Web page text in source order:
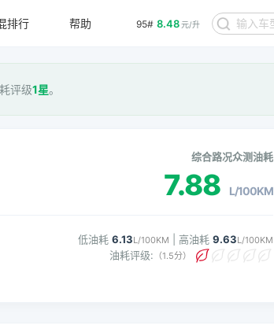
95# 8.48 元/升
排行 帮助
评级1星。
综合路况众测油耗
7.88 L/100KM
低油耗 6.13L/100KM | 高油耗 9.63L/100KM
油耗评级: （1.5分）